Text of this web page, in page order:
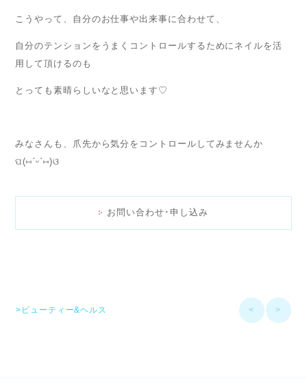
こうやって、自分のお仕事や出来事に合わせて、
自分のテンションをうまくコントロールするためにネイルを活
用して頂けるのも
とっても素晴らしいなと思います♡
みなさんも、爪先から気分をコントロールしてみませんか
ପ(⑅ˊᵕˋ⑅)ଓ
お問い合わせ･申し込み
>ビューティー&ヘルス < >